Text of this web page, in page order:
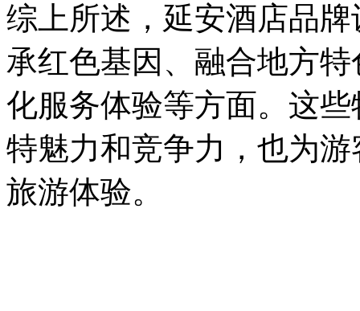
综上所述，延安酒店品
承红色基因、融合地方
化服务体验等方面。这
特魅力和竞争力，也为
旅游体验。